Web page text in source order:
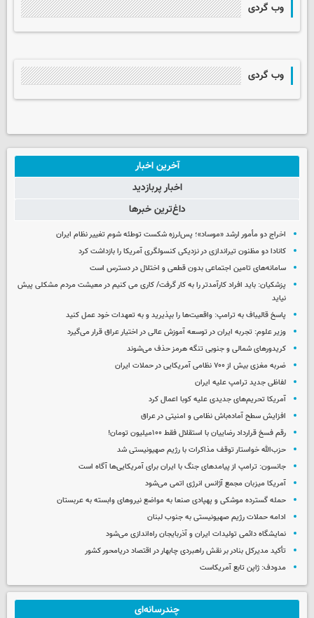
وب گردی
وب گردی
آخرین اخبار
اخبار پربازدید
داغ‌ترین خبرها
اخراج دو مأمور ارشد «موساد»؛ پس‌لرزه شکست توطئه شوم تغییر نظام ایران
کانادا دو مظنون تیراندازی در نزدیکی کنسولگری آمریکا را بازداشت کرد
سامانه‌های تامین اجتماعی بدون قطعی و اختلال در دسترس است
پزشکیان: باید افراد کارآمدتر را به کار گرفت/ کاری می کنیم در معیشت مردم مشکلی پیش
نیاید
پاسخ قالیباف به ترامپ: واقعیت‌ها را بپذیرید و به تعهدات خود عمل کنید
وزیر علوم: تجربه ایران در توسعه آموزش عالی در اختیار عراق قرار می‌گیرد
کریدورهای شمالی و جنوبی تنگه هرمز حذف می‌شوند
ضربه مغزی بیش از ۷۰۰ نظامی آمریکایی در حملات ایران
لفاظی جدید ترامپ علیه ایران
آمریکا تحریم‌های جدیدی علیه کوبا اعمال کرد
افزایش سطح آماده‌باش نظامی و امنیتی در عراق
رقم فسخ قرارداد رضاییان با استقلال فقط ۱۰۰میلیون تومان!
حزب‌الله خواستار توقف مذاکرات با رژیم صهیونیستی شد
جانسون: ترامپ از پیامدهای جنگ با ایران برای آمریکایی‌ها آگاه است
آمریکا میزبان مجمع آژانس انرژی اتمی می‌شود
حمله گسترده موشکی و پهپادی صنعا به مواضع نیروهای وابسته به عربستان
ادامه حملات رژیم صهیونیستی به جنوب لبنان
نمایشگاه دائمی تولیدات ایران و آذربایجان راه‌اندازی می‌شود
تأکید مدیرکل بنادر بر نقش راهبردی چابهار در اقتصاد دریامحور کشور
مدودف: ژاپن تابع آمریکاست
چندرسانه‌ای